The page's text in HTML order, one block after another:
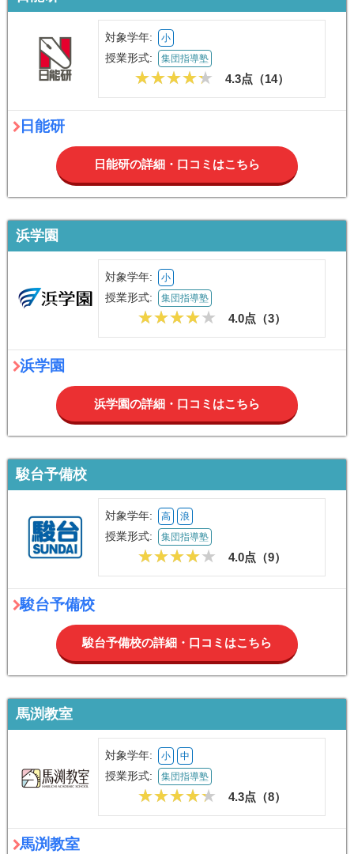
対象学年: 小
授業形式: 集団指導塾
4.3点（14）
日能研
日能研の詳細・口コミはこちら
浜学園
対象学年: 小
授業形式: 集団指導塾
4.0点（3）
浜学園
浜学園の詳細・口コミはこちら
駿台予備校
対象学年: 高 浪
授業形式: 集団指導塾
4.0点（9）
駿台予備校
駿台予備校の詳細・口コミはこちら
馬渕教室
対象学年: 小 中
授業形式: 集団指導塾
4.3点（8）
馬渕教室